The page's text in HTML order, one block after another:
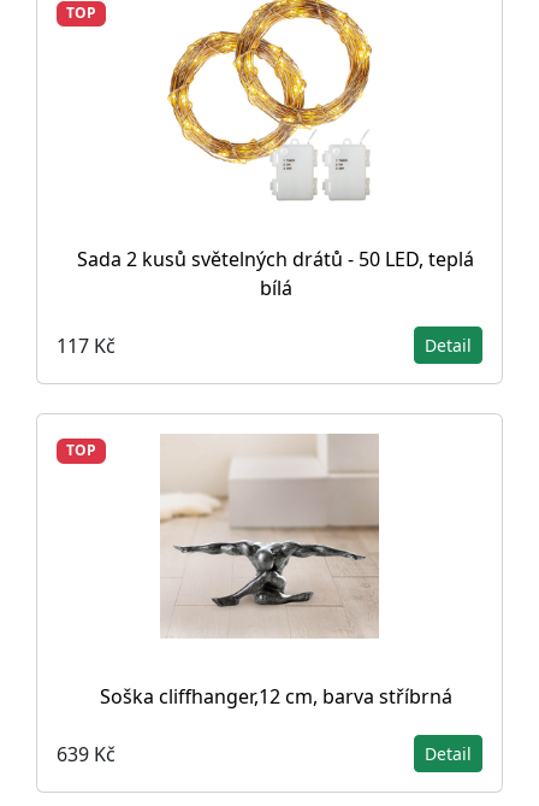
TOP
Sada 2 kusů světelných drátů - 50 LED, teplá
bílá
117 Kč Detail
TOP
Soška cliffhanger,12 cm, barva stříbrná
639 Kč Detail